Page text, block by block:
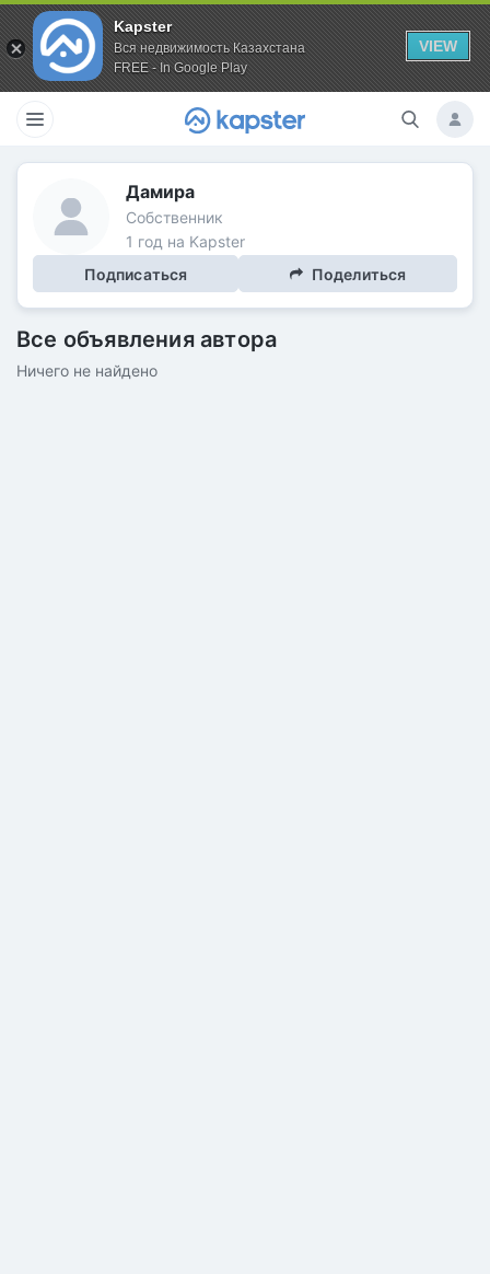
Kapster
Вся недвижимость Казахстана
FREE - In Google Play
VIEW
Дамира
Собственник
1 год на Kapster
Подписаться
Поделиться
Все объявления автора
Ничего не найдено